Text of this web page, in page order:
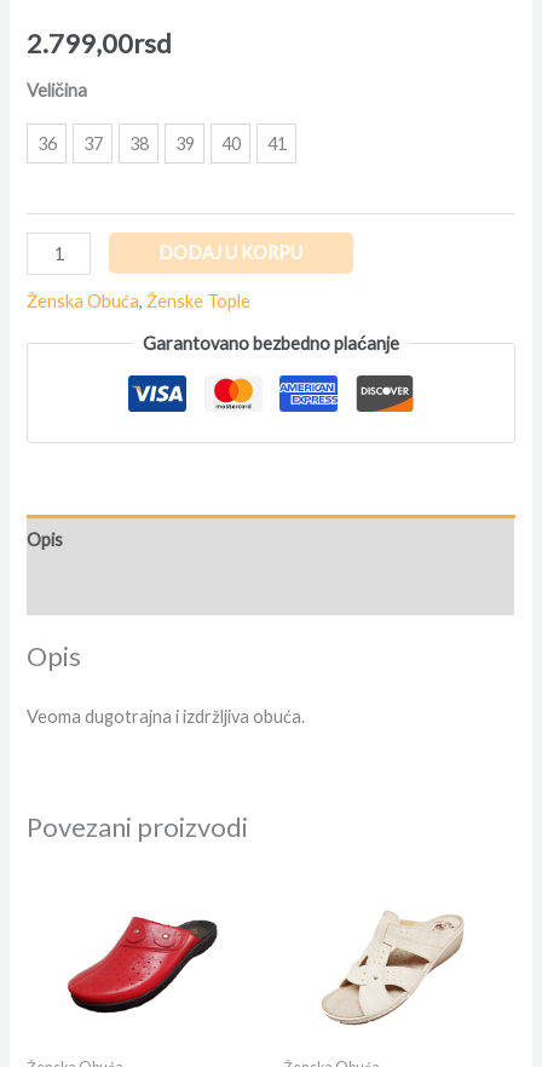
2.799,00rsd
Veličina
36 37 38 39 40 41
DODAJ U KORPU
Ženska Obuća, Ženske Tople
Garantovano bezbedno plaćanje
Opis
Opis
Veoma dugotrajna i izdržljiva obuća.
Povezani proizvodi